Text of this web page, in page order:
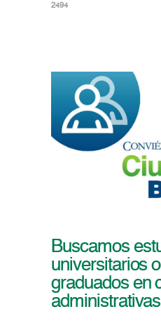
2494
Buscamos
universitarios
graduados en
administrativas